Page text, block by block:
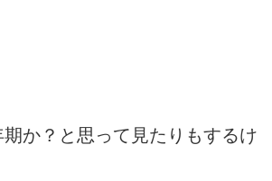
か？と思って見たりもするけ